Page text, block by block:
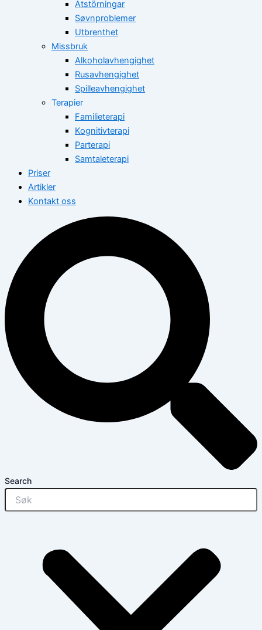
Ätstörningar
Søvnproblemer
Utbrenthet
Missbruk
Alkoholavhengighet
Rusavhengighet
Spilleavhengighet
Terapier
Familieterapi
Kognitivterapi
Parterapi
Samtaleterapi
Priser
Artikler
Kontakt oss
Search